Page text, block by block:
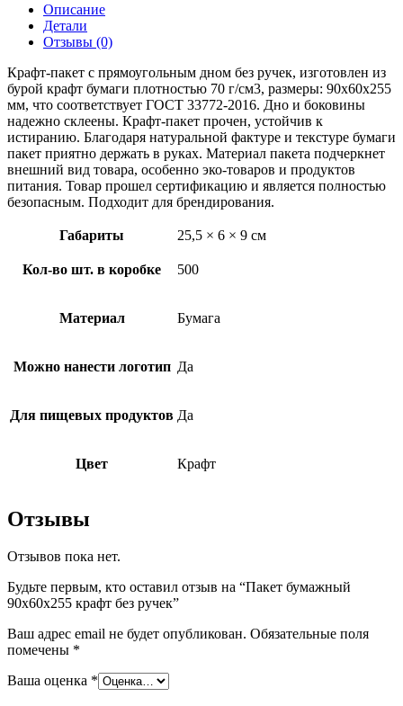
Описание
Детали
Отзывы (0)
Крафт-пакет с прямоугольным дном без ручек, изготовлен из
бурой крафт бумаги плотностью 70 г/см3, размеры: 90х60х255
мм, что соответствует ГОСТ 33772-2016. Дно и боковины
надежно склеены. Крафт-пакет прочен, устойчив к
истиранию. Благодаря натуральной фактуре и текстуре бумаги
пакет приятно держать в руках. Материал пакета подчеркнет
внешний вид товара, особенно эко-товаров и продуктов
питания. Товар прошел сертификацию и является полностью
безопасным. Подходит для брендирования.
Габариты 25,5 × 6 × 9 см
Кол-во шт. в коробке 500
Материал Бумага
Можно нанести логотип Да
Для пищевых продуктов Да
Цвет Крафт
Отзывы
Отзывов пока нет.
Будьте первым, кто оставил отзыв на “Пакет бумажный
90х60х255 крафт без ручек”
Ваш адрес email не будет опубликован. Обязательные поля
помечены *
Ваша оценка *